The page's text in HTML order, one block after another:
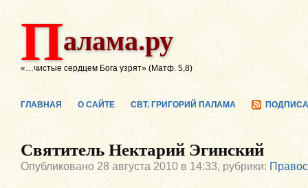
Палама.ру
«…чистые сердцем Бога узрят» (Матф. 5,8)
ГЛАВНАЯ О САЙТЕ СВТ. ГРИГОРИЙ ПАЛАМА
Святитель Нектарий Эгинский
Опубликовано 28 августа 2010 в 14:33, рубрики: